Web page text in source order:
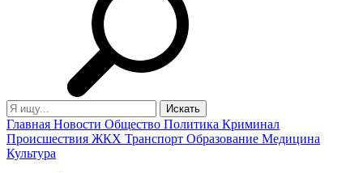
Главная Новости Общество Политика Криминал
Происшествия ЖКХ Транспорт Образование Медицина
Культура